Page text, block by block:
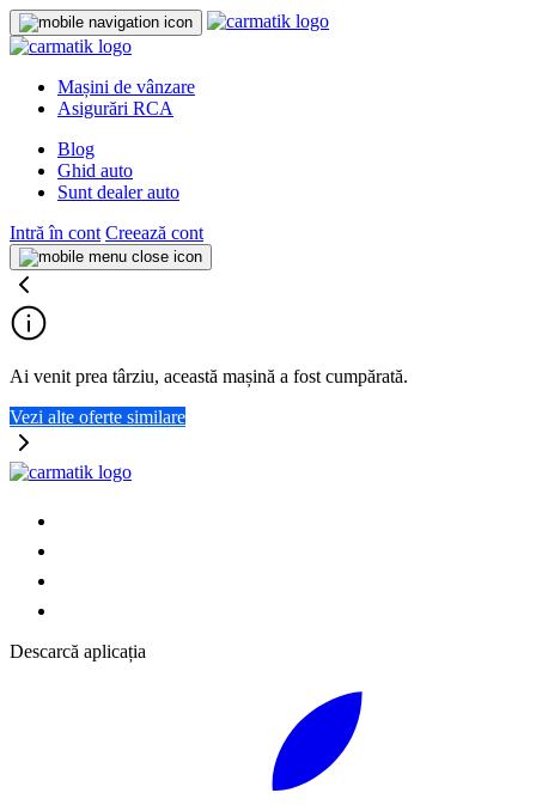
Mașini de vânzare
Asigurări RCA
Blog
Ghid auto
Sunt dealer auto
Intră în cont Creează cont
Ai venit prea târziu, această mașină a fost cumpărată.
Vezi alte oferte similare
Descarcă aplicația